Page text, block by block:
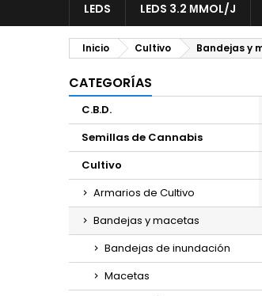
LEDS LEDS 3.2 ΜMOL/J
Inicio Cultivo Bandejas y
CATEGORÍAS
C.B.D.
Semillas de Cannabis
Cultivo
Armarios de Cultivo
Bandejas y macetas
Bandejas de inundación
Macetas